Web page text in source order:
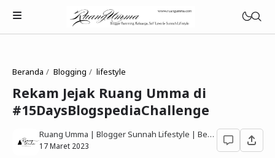
Parenting Islami
Rumah Tangga Muslimah
Beranda Blogging lifestyle
Rekam Jejak Ruang Umma di
#15DaysBlogspediaChallenge
Ruang Umma | Blogger Sunnah Lifestyle | Berbagi Gaya Hidup Sesuai Quran Sunnah
17 Maret 2023